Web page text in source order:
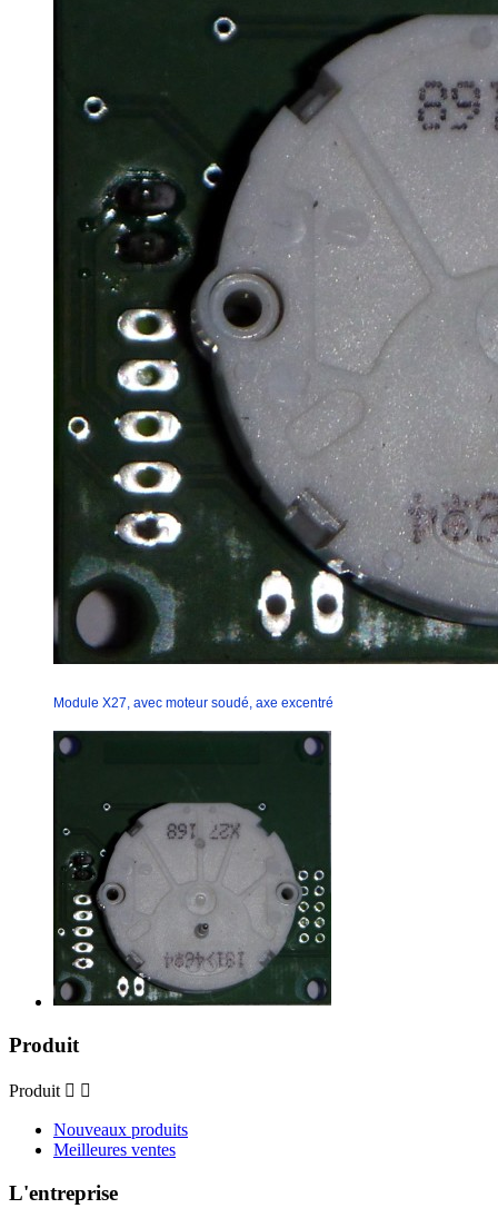
Module X27, avec moteur soudé, axe excentré
Produit
Produit  
Nouveaux produits
Meilleures ventes
L'entreprise